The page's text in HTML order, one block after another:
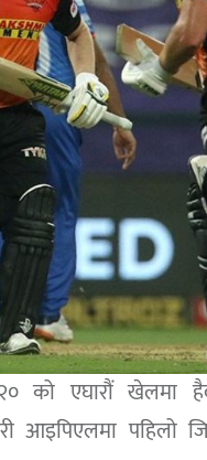
को एघारौं खेलमा
आइपिएलमा पहिलो